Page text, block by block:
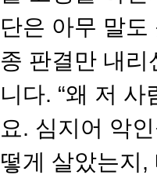
단은 아무 말
종 판결만 내
니다. “왜 저
요. 심지어 악
떻게 살았는지